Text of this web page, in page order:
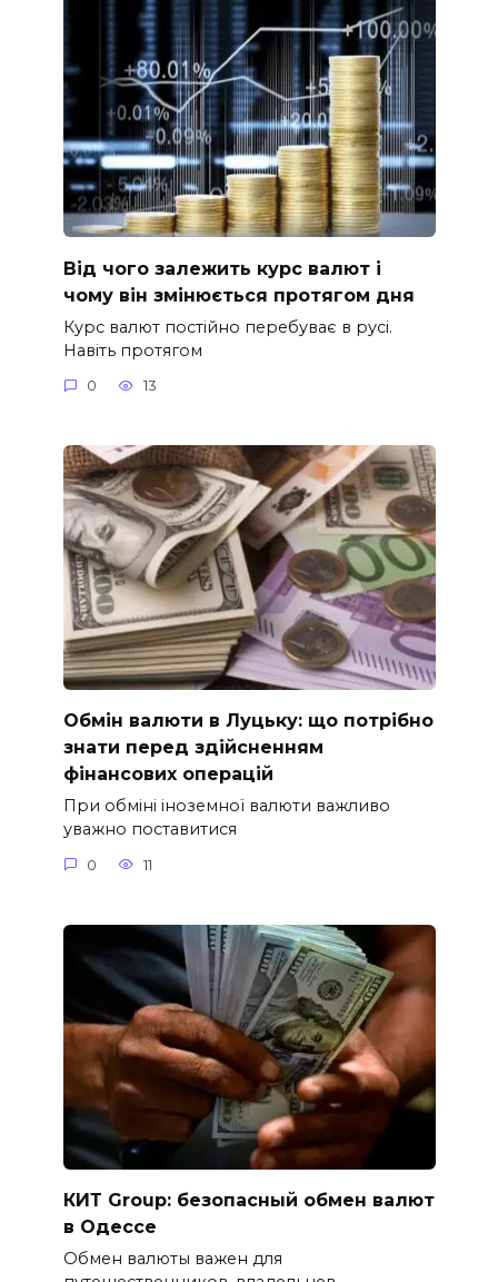
Від чого залежить курс валют і
чому він змінюється протягом дня
Курс валют постійно перебуває в русі.
Навіть протягом
0 13
Обмін валюти в Луцьку: що потрібно
знати перед здійсненням
фінансових операцій
При обміні іноземної валюти важливо
уважно поставитися
0 11
КИТ Group: безопасный обмен валют
в Одессе
Обмен валюты важен для